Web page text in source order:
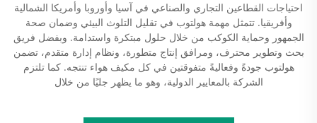
احتياجات القطاعين التجاري والصناعي في آسيا وأوروبا وأمريكا الشمالية
وأفريقيا. تتمثل مهمة هولتوب في تقليل التلوث البيئي وضمان صحة
الجمهور وحماية الكوكب من خلال حلول مبتكرة واستدامة. وبفضل فريق
بحث وتطوير محترف، ومرافق إنتاج متطورة، ونظام إدارة متقدم، تضمن
هولتوب جودةً وفعاليةً متفوقتين في كل مكيف هواء تنتجه. كما تلتزم
الشركة بالمعايير الدولية، وهو ما يظهر جليًا من خلال